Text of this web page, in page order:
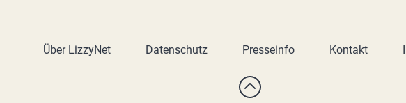
Über LizzyNet Datenschutz Presseinfo Kontakt